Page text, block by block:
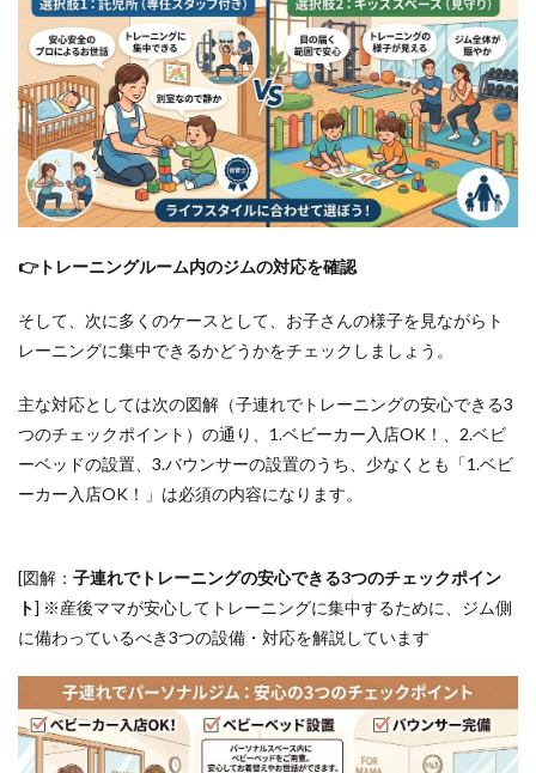
👉トレーニングルーム内のジムの対応を確認
そして、次に多くのケースとして、お子さんの様子を見ながらト
レーニングに集中できるかどうかをチェックしましょう。
主な対応としては次の図解（子連れでトレーニングの安心できる3
つのチェックポイント）の通り、1.ベビーカー入店OK！、2.ベビ
ーベッドの設置、3.バウンサーの設置のうち、少なくとも「1.ベビ
ーカー入店OK！」は必須の内容になります。
[図解： 子連れでトレーニングの安心できる3つのチェックポイン
ト] ※産後ママが安心してトレーニングに集中するために、ジム側
に備わっているべき3つの設備・対応を解説しています